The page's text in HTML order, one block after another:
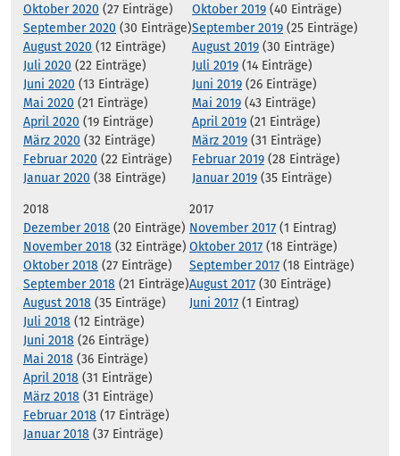
Oktober 2020 (27 Einträge)
September 2020 (30 Einträge)
August 2020 (12 Einträge)
Juli 2020 (22 Einträge)
Juni 2020 (13 Einträge)
Mai 2020 (21 Einträge)
April 2020 (19 Einträge)
März 2020 (32 Einträge)
Februar 2020 (22 Einträge)
Januar 2020 (38 Einträge)
Oktober 2019 (40 Einträge)
September 2019 (25 Einträge)
August 2019 (30 Einträge)
Juli 2019 (14 Einträge)
Juni 2019 (26 Einträge)
Mai 2019 (43 Einträge)
April 2019 (21 Einträge)
März 2019 (31 Einträge)
Februar 2019 (28 Einträge)
Januar 2019 (35 Einträge)
2018
Dezember 2018 (20 Einträge)
November 2018 (32 Einträge)
Oktober 2018 (27 Einträge)
September 2018 (21 Einträge)
August 2018 (35 Einträge)
Juli 2018 (12 Einträge)
Juni 2018 (26 Einträge)
Mai 2018 (36 Einträge)
April 2018 (31 Einträge)
März 2018 (31 Einträge)
Februar 2018 (17 Einträge)
Januar 2018 (37 Einträge)
2017
November 2017 (1 Eintrag)
Oktober 2017 (18 Einträge)
September 2017 (18 Einträge)
August 2017 (30 Einträge)
Juni 2017 (1 Eintrag)